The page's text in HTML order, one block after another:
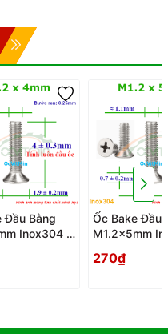
Đầu Bằng
Inox304 -
Ốc Bake Đầu
M1.2x5mm
270₫